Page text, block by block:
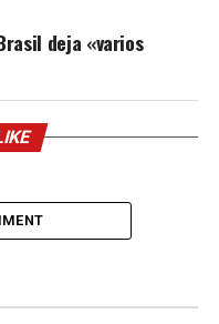
deja «varios